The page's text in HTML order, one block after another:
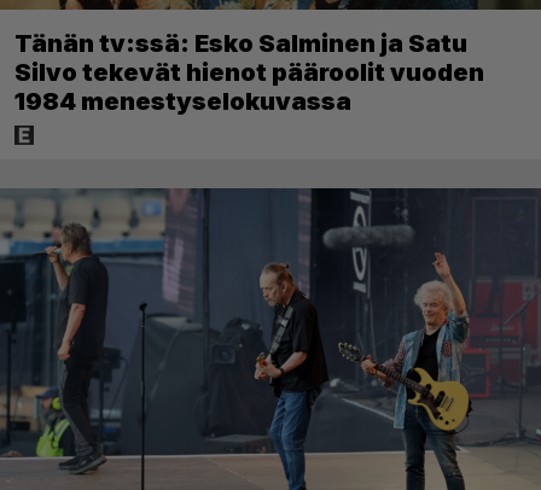
Tänän tv:ssä: Esko Salminen ja Satu
Silvo tekevät hienot pääroolit vuoden
1984 menestyselokuvassa